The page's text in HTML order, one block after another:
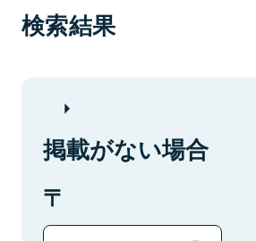
検索結果
掲載がない場合